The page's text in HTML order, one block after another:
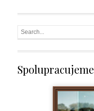
Spolupracujeme